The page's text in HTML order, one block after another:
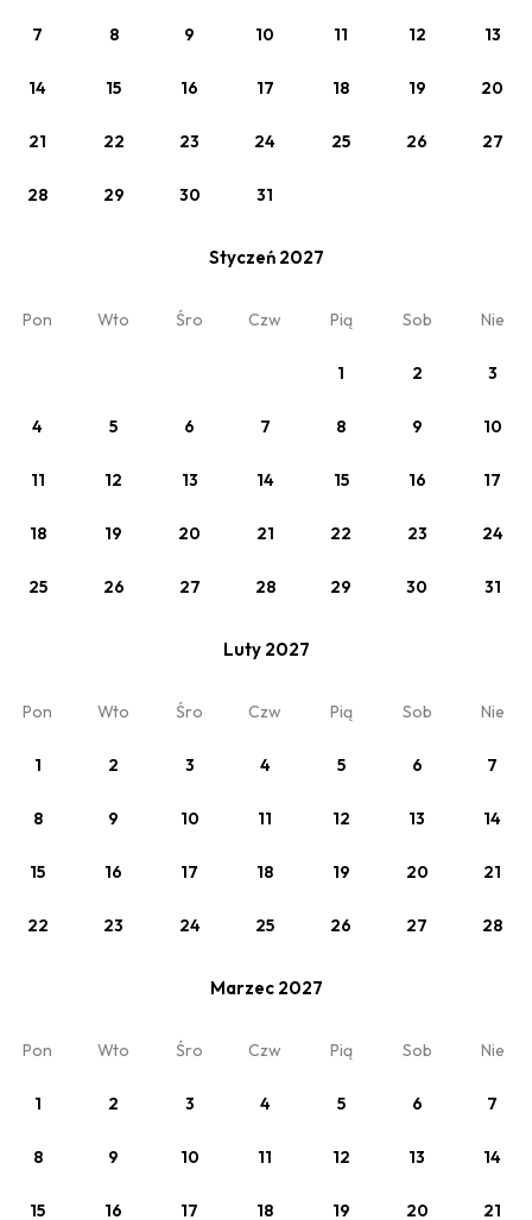
7 8 9 10 11 12 13
14 15 16 17 18 19 20
21 22 23 24 25 26 27
28 29 30 31
Styczeń 2027
Pon Wto Śro Czw Pią Sob Nie
1 2 3
4 5 6 7 8 9 10
11 12 13 14 15 16 17
18 19 20 21 22 23 24
25 26 27 28 29 30 31
Luty 2027
Pon Wto Śro Czw Pią Sob Nie
1 2 3 4 5 6 7
8 9 10 11 12 13 14
15 16 17 18 19 20 21
22 23 24 25 26 27 28
Marzec 2027
Pon Wto Śro Czw Pią Sob Nie
1 2 3 4 5 6 7
8 9 10 11 12 13 14
15 16 17 18 19 20 21
Min. 2 noce
W tygodniu TANIEJ!
2 x Dorośli